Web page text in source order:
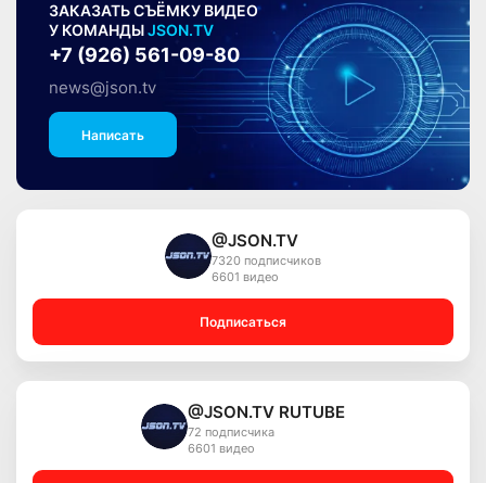
ЗАКАЗАТЬ СЪЁМКУ ВИДЕО
У КОМАНДЫJSON.TV
+7 (926) 561-09-80
news@json.tv
Написать
@JSON.TV
7320 подписчиков
6601 видео
Подписаться
@JSON.TV RUTUBE
72 подписчика
6601 видео